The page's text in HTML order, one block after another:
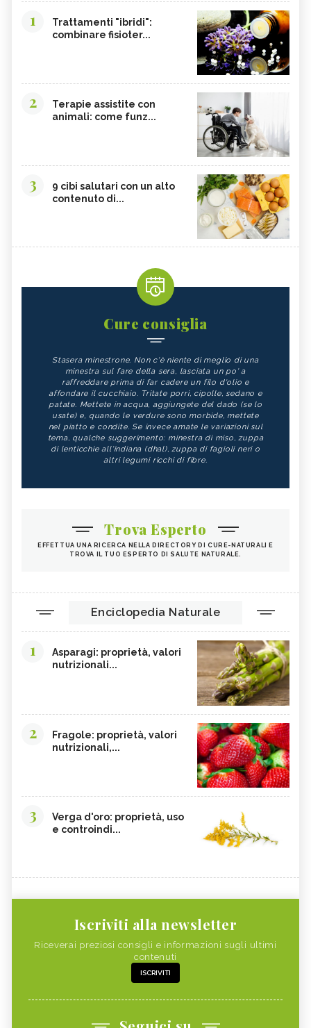
1
Trattamenti "ibridi":
combinare fisioter...
2
Terapie assistite con
animali: come funz...
3
9 cibi salutari con un alto
contenuto di...
Cure consiglia
Stasera minestrone. Non c'è niente di meglio di una
minestra sul fare della sera, lasciata un po' a
raffreddare prima di far cadere un filo d'olio e
affondare il cucchiaio. Tritate porri, cipolle, sedano e
patate. Mettete in acqua, aggiungete del dado (se lo
usate) e, quando le verdure sono morbide, mettete
nel piatto e condite. Se invece amate le variazioni sul
tema, qualche suggerimento: minestra di miso, zuppa
di lenticchie all'indiana (dhal), zuppa di fagioli neri o
altri legumi ricchi di fibre.
Trova Esperto
EFFETTUA UNA RICERCA NELLA DIRECTORY DI CURE-NATURALI E
TROVA IL TUO ESPERTO DI SALUTE NATURALE.
Enciclopedia Naturale
1
Asparagi: proprietà, valori
nutrizionali...
2
Fragole: proprietà, valori
nutrizionali,...
3
Verga d'oro: proprietà, uso
e controindi...
Iscriviti alla newsletter
Riceverai preziosi consigli e informazioni sugli ultimi
contenuti
ISCRIVITI